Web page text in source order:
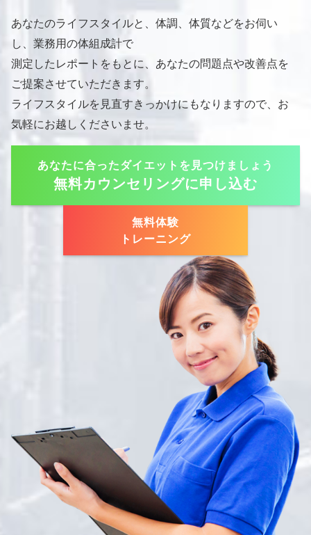
あなたのライフスタイルと、体調、体質などをお伺い
し、業務用の体組成計で
測定したレポートをもとに、あなたの問題点や改善点を
ご提案させていただきます。
ライフスタイルを見直すきっかけにもなりますので、お
気軽にお越しくださいませ。
あなたに合ったダイエットを見つけましょう
無料カウンセリングに申し込む
無料体験
トレーニング